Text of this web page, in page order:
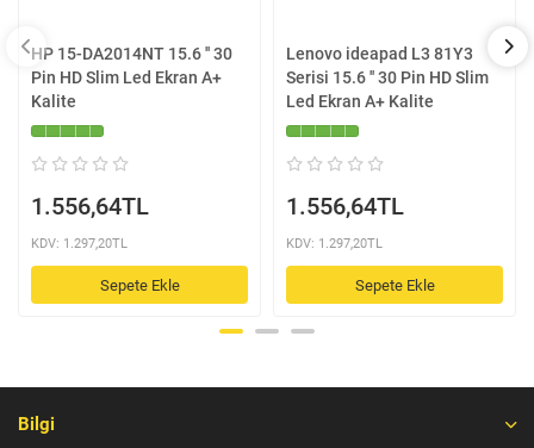
HP 15-DA2014NT 15.6 '' 30
Pin HD Slim Led Ekran A+
Kalite
1.556,64TL
KDV: 1.297,20TL
Sepete Ekle
Lenovo ideapad L3 81Y3
Serisi 15.6 '' 30 Pin HD Slim
Led Ekran A+ Kalite
1.556,64TL
KDV: 1.297,20TL
Sepete Ekle
Bilgi